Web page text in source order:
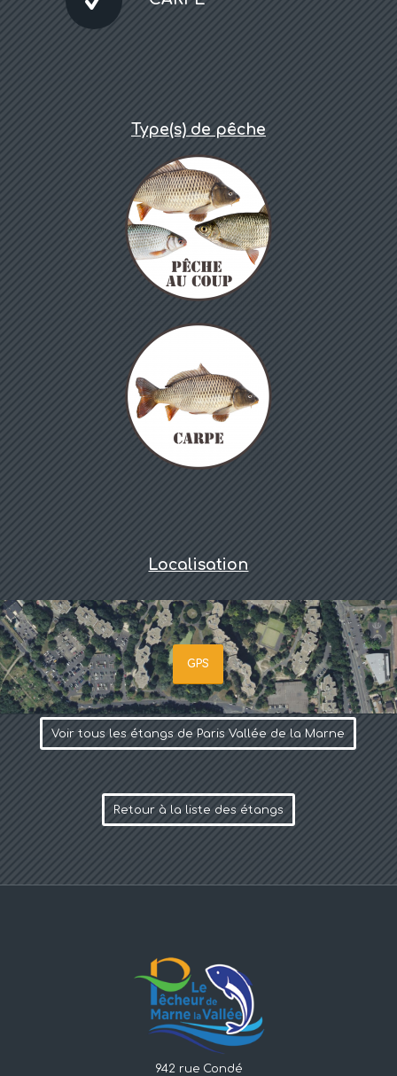
Type(s) de pêche
Localisation
GPS
Voir tous les étangs de Paris Vallée de la Marne
Retour à la liste des étangs
942 rue Condé